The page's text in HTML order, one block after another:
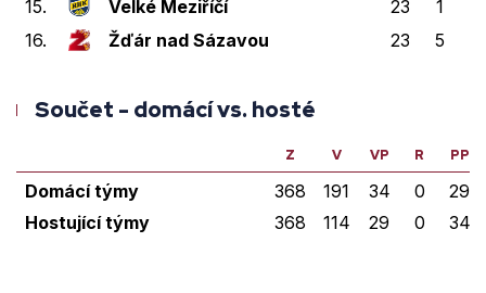
15.
Velké Meziříčí 23 1
16.
Žďár nad Sázavou 23 5
Součet - domácí vs. hosté
Z V VP R PP
Domácí týmy 368 191 34 0
29
Hostující týmy
368 114 29 0 34